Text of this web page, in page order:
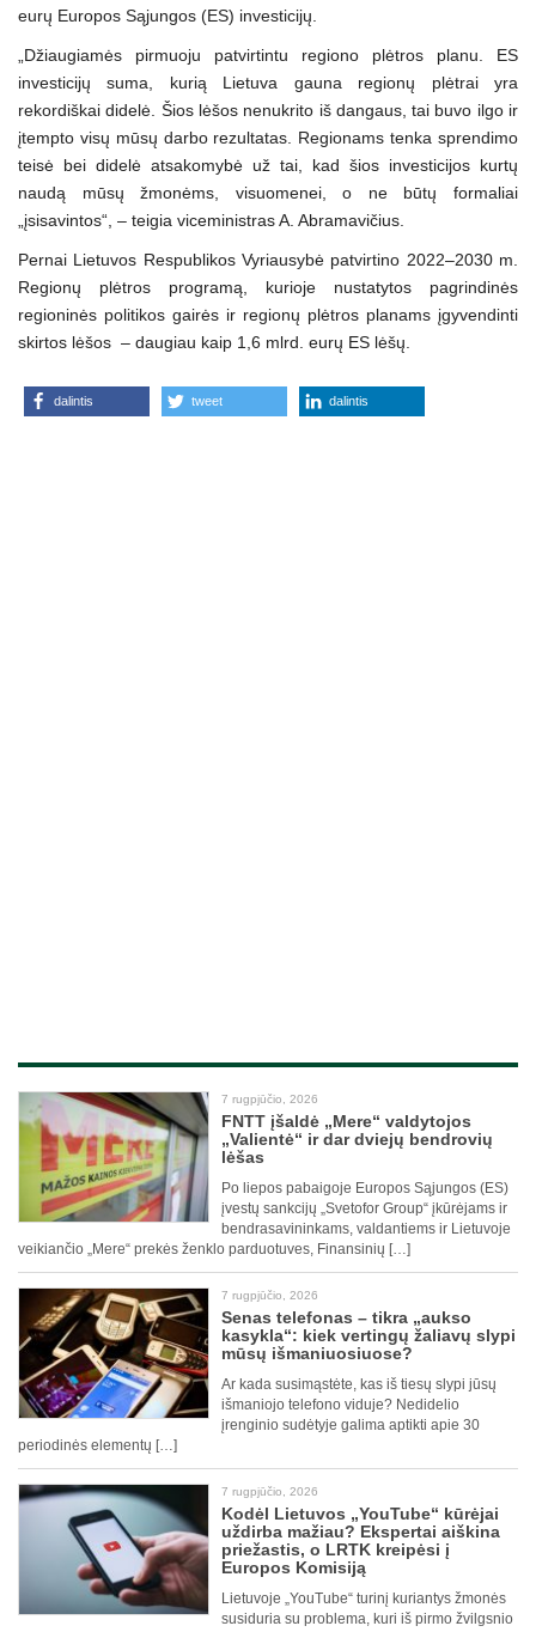
eurų Europos Sąjungos (ES) investicijų.
„Džiaugiamės pirmuoju patvirtintu regiono plėtros planu. ES
investicijų suma, kurią Lietuva gauna regionų plėtrai yra
rekordiškai didelė. Šios lėšos nenukrito iš dangaus, tai buvo ilgo ir
įtempto visų mūsų darbo rezultatas. Regionams tenka sprendimo
teisė bei didelė atsakomybė už tai, kad šios investicijos kurtų
naudą mūsų žmonėms, visuomenei, o ne būtų formaliai
„įsisavintos“, – teigia viceministras A. Abramavičius.
Pernai Lietuvos Respublikos Vyriausybė patvirtino 2022–2030 m.
Regionų plėtros programą, kurioje nustatytos pagrindinės
regioninės politikos gairės ir regionų plėtros planams įgyvendinti
skirtos lėšos – daugiau kaip 1,6 mlrd. eurų ES lėšų.
dalintis tweet dalintis
7 rugpjūčio, 2026
FNTT įšaldė „Mere“ valdytojos
„Valientė“ ir dar dviejų bendrovių
lėšas
Po liepos pabaigoje Europos Sąjungos (ES)
įvestų sankcijų „Svetofor Group“ įkūrėjams ir
bendrasavininkams, valdantiems ir Lietuvoje
veikiančio „Mere“ prekės ženklo parduotuves, Finansinių […]
7 rugpjūčio, 2026
Senas telefonas – tikra „aukso
kasykla“: kiek vertingų žaliavų slypi
mūsų išmaniuosiuose?
Ar kada susimąstėte, kas iš tiesų slypi jūsų
išmaniojo telefono viduje? Nedidelio
įrenginio sudėtyje galima aptikti apie 30
periodinės elementų […]
7 rugpjūčio, 2026
Kodėl Lietuvos „YouTube“ kūrėjai
uždirba mažiau? Ekspertai aiškina
priežastis, o LRTK kreipėsi į
Europos Komisiją
Lietuvoje „YouTube“ turinį kuriantys žmonės
susiduria su problema, kuri iš pirmo žvilgsnio